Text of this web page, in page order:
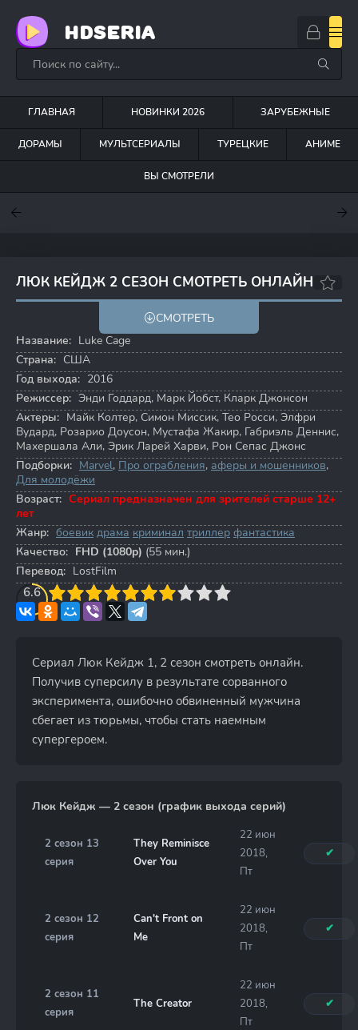
HDSERIA
ГЛАВНАЯ НОВИНКИ 2026 ЗАРУБЕЖНЫЕ
ДОРАМЫ МУЛЬТСЕРИАЛЫ ТУРЕЦКИЕ АНИМЕ
ВЫ СМОТРЕЛИ
ЛЮК КЕЙДЖ 2 СЕЗОН СМОТРЕТЬ ОНЛАЙН
6.6 7.3
СМОТРЕТЬ
Название: Luke Cage
Страна: США
Год выхода: 2016
Режиссер: Энди Годдард, Марк Йобст, Кларк Джонсон
Актеры: Майк Колтер, Симон Миссик, Тео Росси, Элфри
Вудард, Розарио Доусон, Мустафа Жакир, Габриэль Деннис,
Махершала Али, Эрик Ларей Харви, Рон Сепас Джонс
Подборки: Marvel, Про ограбления, аферы и мошенников,
Для молодёжи
Возраст: Сериал предназначен для зрителей старше 12+
лет
Жанр: боевик драма криминал триллер фантастика
Качество: FHD (1080p) (55 мин.)
Перевод: LostFilm
6.6
4 5 6 7 8 9 10
Сериал Люк Кейдж 1, 2 сезон смотреть онлайн.
Получив суперсилу в результате сорванного
эксперимента, ошибочно обвиненный мужчина
сбегает из тюрьмы, чтобы стать наемным
супергероем.
Люк Кейдж — 2 сезон (график выхода серий)
2 сезон 13
серия
They Reminisce
Over You
22 июн
2018,
Пт
✔
2 сезон 12
серия
Can't Front on
Me
22 июн
2018,
Пт
✔
2 сезон 11
серия
The Creator
22 июн
2018,
Пт
✔